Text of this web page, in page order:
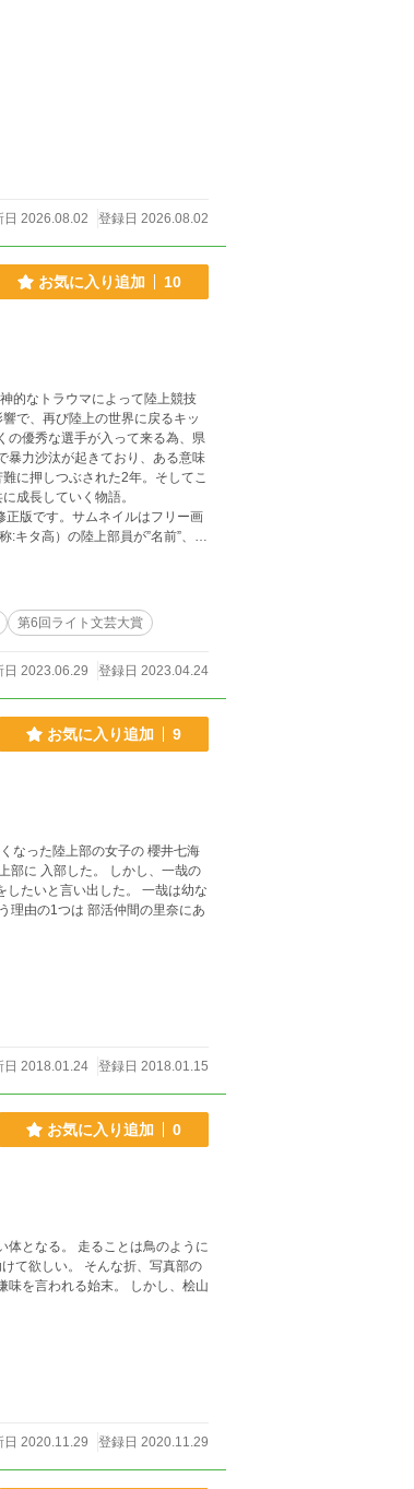
日 2026.08.02 登録日 2026.08.02
お気に入り追加 10
的なトラウマによって陸上競技
で、再び陸上の世界に戻るキッ
力沙汰が起きており、ある意味
成長していく物語。
です。サムネイルはフリー画
第6回ライト文芸大賞
日 2023.06.29 登録日 2023.04.24
お気に入り追加 9
なった陸上部の女子の 櫻井七海
部に 入部した。 しかし、一哉の
たいと言い出した。 一哉は幼な
理由の1つは 部活仲間の里奈にあ
日 2018.01.24 登録日 2018.01.15
お気に入り追加 0
体となる。 走ることは鳥のように
て欲しい。 そんな折、写真部の
味を言われる始末。 しかし、桧山
日 2020.11.29 登録日 2020.11.29